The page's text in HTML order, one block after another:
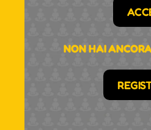
NON HAI